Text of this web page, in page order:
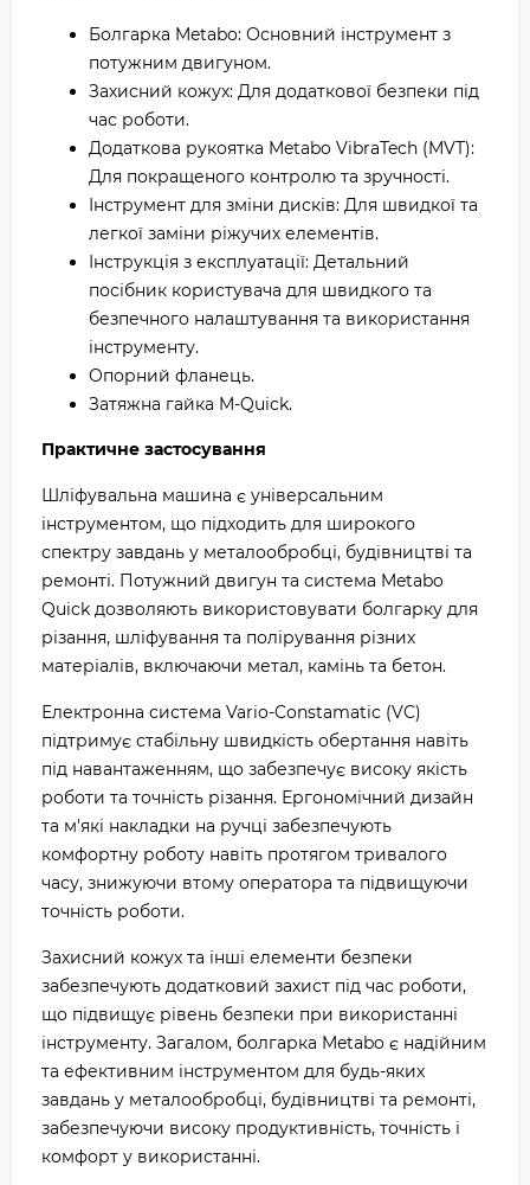
Болгарка Metabo: Основний інструмент з
потужним двигуном.
Захисний кожух: Для додаткової безпеки під
час роботи.
Додаткова рукоятка Metabo VibraTech (MVT):
Для покращеного контролю та зручності.
Інструмент для зміни дисків: Для швидкої та
легкої заміни ріжучих елементів.
Інструкція з експлуатації: Детальний
посібник користувача для швидкого та
безпечного налаштування та використання
інструменту.
Опорний фланець.
Затяжна гайка M-Quick.
Практичне застосування
Шліфувальна машина є універсальним
інструментом, що підходить для широкого
спектру завдань у металообробці, будівництві та
ремонті. Потужний двигун та система Metabo
Quick дозволяють використовувати болгарку для
різання, шліфування та полірування різних
матеріалів, включаючи метал, камінь та бетон.
Електронна система Vario-Constamatic (VC)
підтримує стабільну швидкість обертання навіть
під навантаженням, що забезпечує високу якість
роботи та точність різання. Ергономічний дизайн
та м'які накладки на ручці забезпечують
комфортну роботу навіть протягом тривалого
часу, знижуючи втому оператора та підвищуючи
точність роботи.
Захисний кожух та інші елементи безпеки
забезпечують додатковий захист під час роботи,
що підвищує рівень безпеки при використанні
інструменту. Загалом, болгарка Metabo є надійним
та ефективним інструментом для будь-яких
завдань у металообробці, будівництві та ремонті,
забезпечуючи високу продуктивність, точність і
комфорт у використанні.